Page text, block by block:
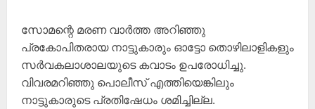
സോമന്റെ മരണ വാർത്ത അറിഞ്ഞു
പ്രകോപിതരായ നാട്ടുകാരും ഓട്ടോ തൊഴിലാളികളും
സർവകലാശാലയുടെ കവാടം ഉപരോധിച്ചു.
വിവരമറിഞ്ഞു പൊലീസ് എത്തിയെങ്കിലും
നാട്ടുകാരുടെ പ്രതിഷേധം ശമിച്ചില്ല.